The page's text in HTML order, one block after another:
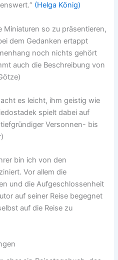
(Helga König)
Miniaturen so zu präsentieren,
dem Gedanken ertappt
noch nichts gehört
auch die Beschreibung von
es leicht, ihm geistig wie
spielt dabei auf
Versonnen- bis
bin ich von den
Vor allem die
und die Aufgeschlossenheit
auf seiner Reise begegnet
auf die Reise zu